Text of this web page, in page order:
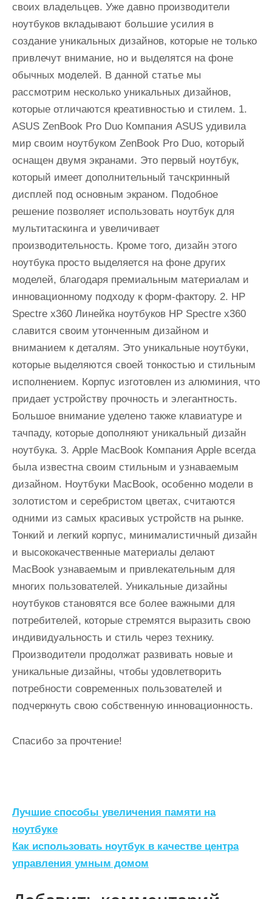
своих владельцев. Уже давно производители
ноутбуков вкладывают большие усилия в
создание уникальных дизайнов, которые не только
привлечут внимание, но и выделятся на фоне
обычных моделей. В данной статье мы
рассмотрим несколько уникальных дизайнов,
которые отличаются креативностью и стилем. 1.
ASUS ZenBook Pro Duo Компания ASUS удивила
мир своим ноутбуком ZenBook Pro Duo, который
оснащен двумя экранами. Это первый ноутбук,
который имеет дополнительный тачскринный
дисплей под основным экраном. Подобное
решение позволяет использовать ноутбук для
мультитаскинга и увеличивает
производительность. Кроме того, дизайн этого
ноутбука просто выделяется на фоне других
моделей, благодаря премиальным материалам и
инновационному подходу к форм-фактору. 2. HP
Spectre x360 Линейка ноутбуков HP Spectre x360
славится своим утонченным дизайном и
вниманием к деталям. Это уникальные ноутбуки,
которые выделяются своей тонкостью и стильным
исполнением. Корпус изготовлен из алюминия, что
придает устройству прочность и элегантность.
Большое внимание уделено также клавиатуре и
тачпаду, которые дополняют уникальный дизайн
ноутбука. 3. Apple MacBook Компания Apple всегда
была известна своим стильным и узнаваемым
дизайном. Ноутбуки MacBook, особенно модели в
золотистом и серебристом цветах, считаются
одними из самых красивых устройств на рынке.
Тонкий и легкий корпус, минималистичный дизайн
и высококачественные материалы делают
MacBook узнаваемым и привлекательным для
многих пользователей. Уникальные дизайны
ноутбуков становятся все более важными для
потребителей, которые стремятся выразить свою
индивидуальность и стиль через технику.
Производители продолжат развивать новые и
уникальные дизайны, чтобы удовлетворить
потребности современных пользователей и
подчеркнуть свою собственную инновационность.
Спасибо за прочтение!
Н
а
в
и
г
Лучшие способы увеличения памяти на
ноутбуке
Как использовать ноутбук в качестве центра
управления умным домом